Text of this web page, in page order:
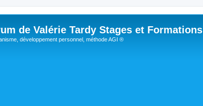
de Valérie Tardy Stages et Formations
développement personnel, méthode AGI ®